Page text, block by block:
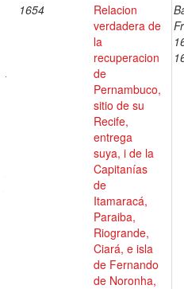
1654
Relacion
verdadera de
la
recuperacion
de
Pernambuco,
sitio de su
Recife,
entrega
suya, i de la
Capitanías
de
Itamaracá,
Paraiba,
Riogrande,
Ciará, e isla
de Fernando
de Noronha,